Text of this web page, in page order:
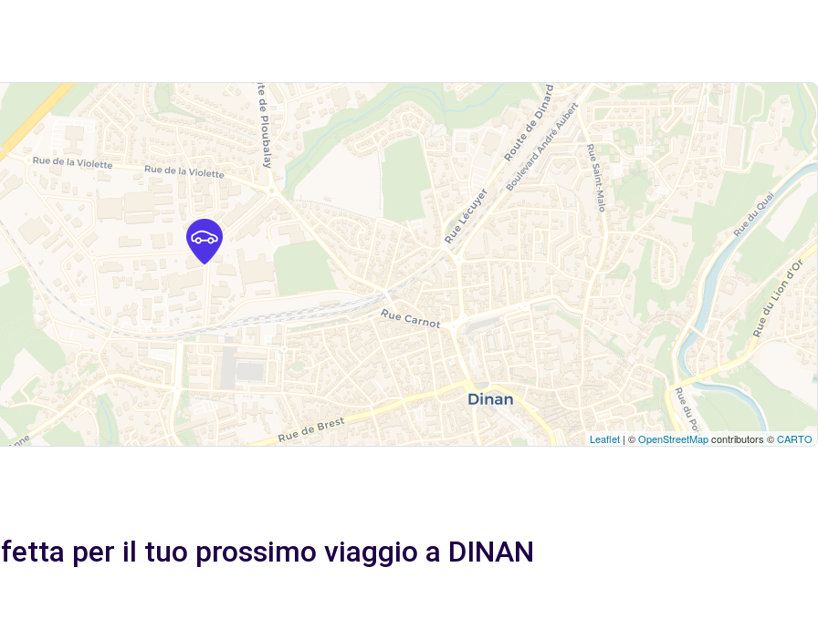
Leaflet | ©OpenStreetMapcontributors ©CARTO
per il tuo prossimo viaggio a DINAN